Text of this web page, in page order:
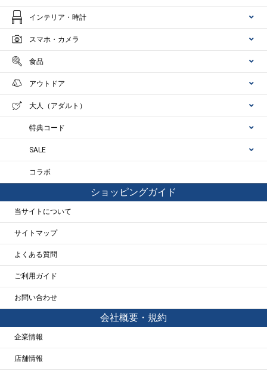
インテリア・時計
スマホ・カメラ
食品
アウトドア
大人（アダルト）
特典コード
SALE
コラボ
ショッピングガイド
当サイトについて
サイトマップ
よくある質問
ご利用ガイド
お問い合わせ
会社概要・規約
企業情報
店舗情報